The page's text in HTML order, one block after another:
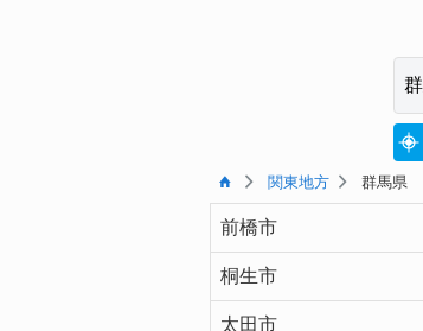
関東地方 群馬県
前橋市
桐生市
太田市